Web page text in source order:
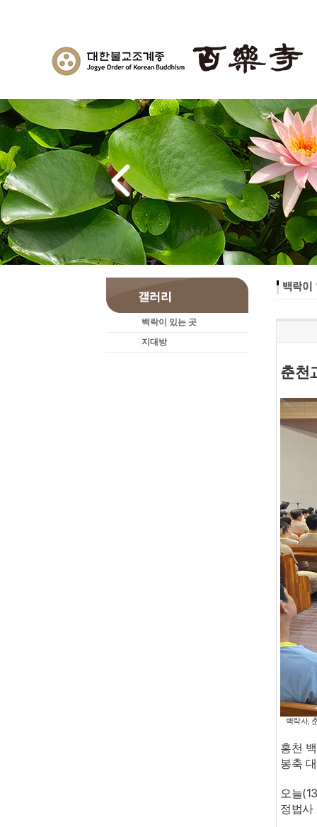
백락이 있는 곳
지대방
춘천
백락사,
홍천
봉축
오늘
정법사